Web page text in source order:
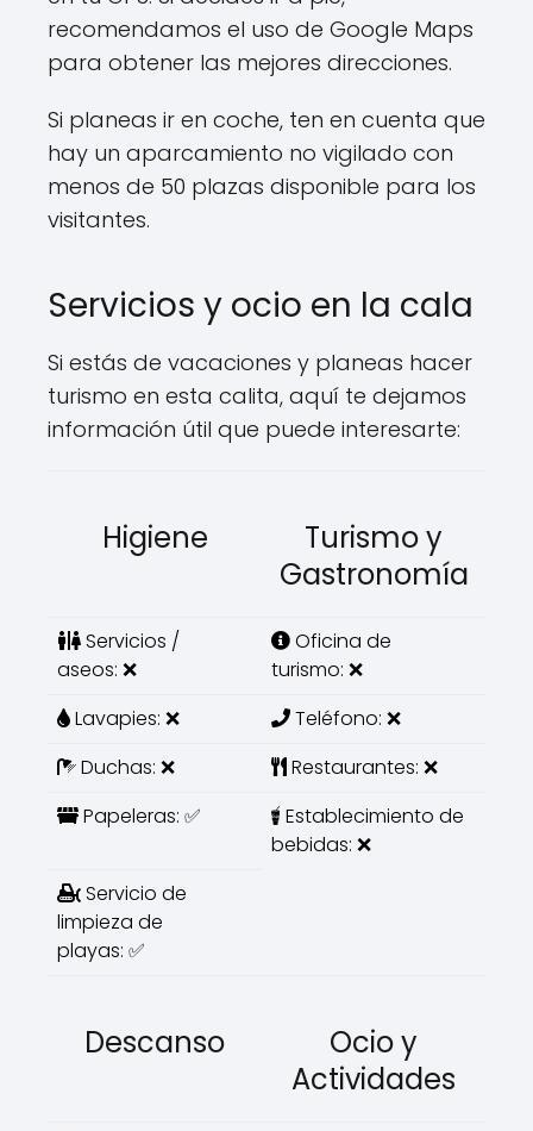
recomendamos el uso de Google Maps
para obtener las mejores direcciones.
Si planeas ir en coche, ten en cuenta que
hay un aparcamiento no vigilado con
menos de 50 plazas disponible para los
visitantes.
Servicios y ocio en la cala
Si estás de vacaciones y planeas hacer
turismo en esta calita, aquí te dejamos
información útil que puede interesarte:
Higiene
Turismo y
Gastronomía
Servicios /
aseos: ❌
Oficina de
turismo: ❌
Lavapies: ❌
Teléfono: ❌
Duchas: ❌
Restaurantes: ❌
Papeleras: ✅
Establecimiento de
bebidas: ❌
Servicio de
limpieza de
playas: ✅
Descanso
Ocio y
Actividades